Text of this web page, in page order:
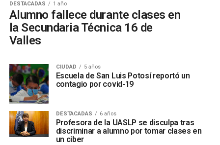
DESTACADAS 1 año
Alumno fallece durante clases en
la Secundaria Técnica 16 de
Valles
CIUDAD 5 años
Escuela de San Luis Potosí reportó un
contagio por covid-19
DESTACADAS 6 años
Profesora de la UASLP se disculpa tras
discriminar a alumno por tomar clases en
un ciber